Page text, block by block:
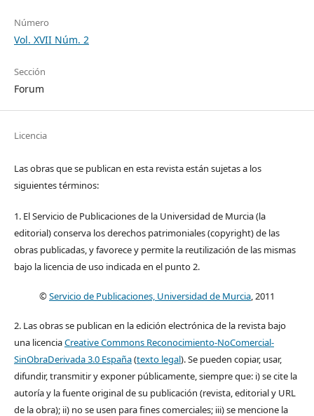
Número
Vol. XVII Núm. 2
Sección
Forum
Licencia
Las obras que se publican en esta revista están sujetas a los
siguientes términos:
1. El Servicio de Publicaciones de la Universidad de Murcia (la
editorial) conserva los derechos patrimoniales (copyright) de las
obras publicadas, y favorece y permite la reutilización de las mismas
bajo la licencia de uso indicada en el punto 2.
©Servicio de Publicaciones, Universidad de Murcia, 2011
2. Las obras se publican en la edición electrónica de la revista bajo
una licenciaCreative Commons Reconocimiento-NoComercial-
SinObraDerivada 3.0 España(texto legal). Se pueden copiar, usar,
difundir, transmitir y exponer públicamente, siempre que: i) se cite la
autoría y la fuente original de su publicación (revista, editorial y URL
de la obra); ii) no se usen para fines comerciales; iii) se mencione la